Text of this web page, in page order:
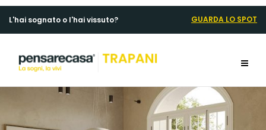
L'hai sognato o l'hai vissuto? GUARDA LO SPOT